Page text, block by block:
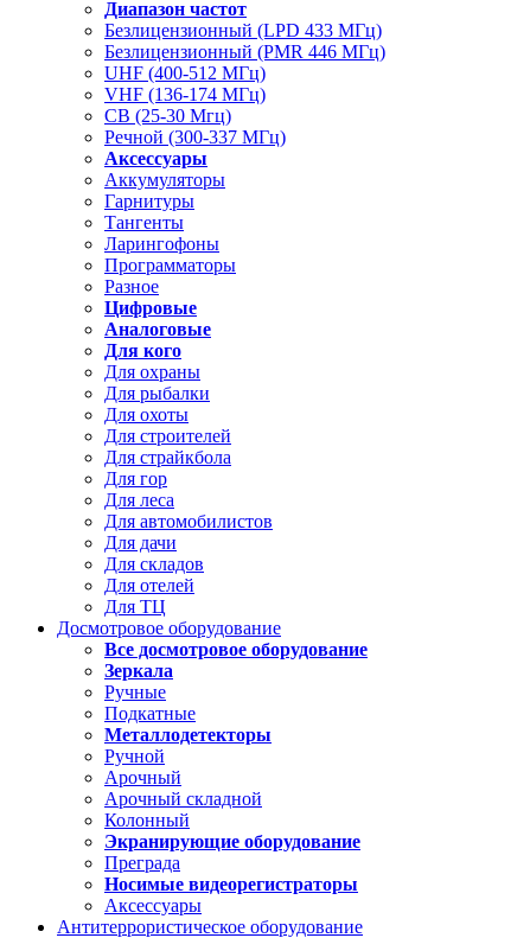
Диапазон частот
Безлицензионный (LPD 433 МГц)
Безлицензионный (PMR 446 МГц)
UHF (400-512 МГц)
VHF (136-174 МГц)
CB (25-30 Мгц)
Речной (300-337 МГц)
Аксессуары
Аккумуляторы
Гарнитуры
Тангенты
Ларингофоны
Программаторы
Разное
Цифровые
Аналоговые
Для кого
Для охраны
Для рыбалки
Для охоты
Для строителей
Для страйкбола
Для гор
Для леса
Для автомобилистов
Для дачи
Для складов
Для отелей
Для ТЦ
Досмотровое оборудование
Все досмотровое оборудование
Зеркала
Ручные
Подкатные
Металлодетекторы
Ручной
Арочный
Арочный складной
Колонный
Экранирующие оборудование
Преграда
Носимые видеорегистраторы
Аксессуары
Антитеррористическое оборудование